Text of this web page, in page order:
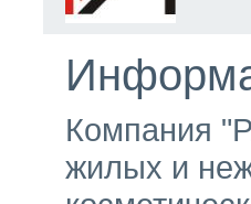
Компания
жилых и